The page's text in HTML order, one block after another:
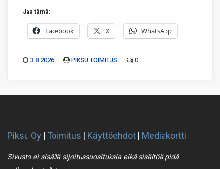
Jaa tämä:
Facebook X WhatsApp
3.8.2026 PIKSU TOIMITUS 0
Piksu Oy |Toimitus | Käyttöehdot | Mediakortti
Sivusto ei sisällä sijoitussuosituksia eikä sisältöä pidä